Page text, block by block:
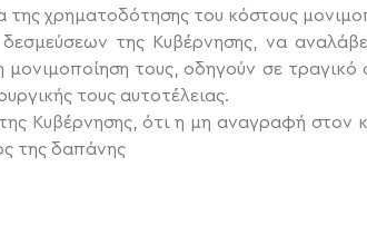
της χρηματοδότησης του κόστους
της Κυβέρνησης, να
τους, οδηγούν σε τραγικό
τους αυτοτέλειας.
Κυβέρνησης, ότι η μη αναγραφή στον
της δαπάνης